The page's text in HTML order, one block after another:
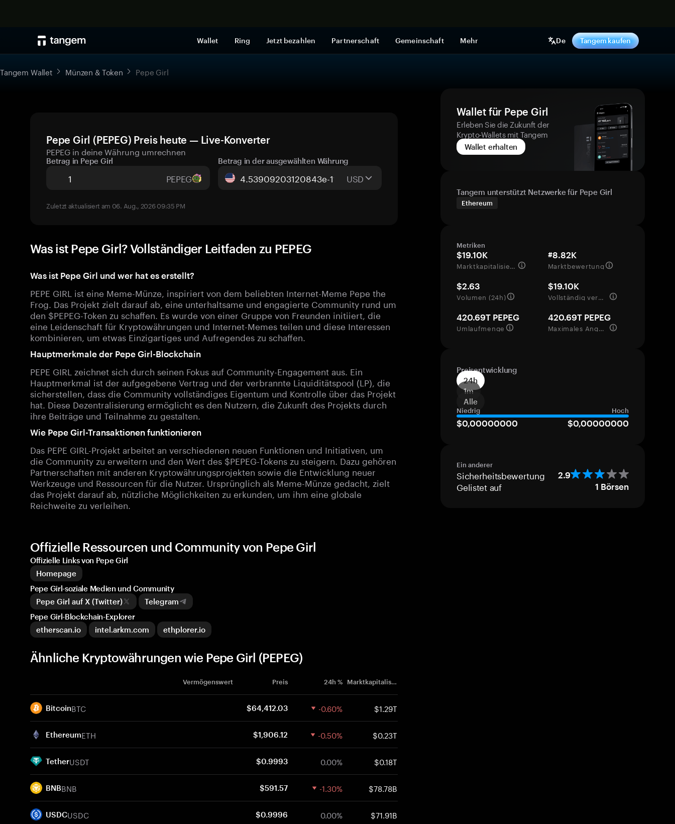
Wallet Ring Jetzt bezahlen Partnerschaft Gemeinschaft Mehr De Tangem kaufen
Tangem Wallet Münzen & Token Pepe Girl
Pepe Girl (PEPEG) Preis heute — Live-Konverter
PEPEG in deine Währung umrechnen
Betrag in Pepe Girl
PEPEG
Betrag in der ausgewählten Währung
USD
Zuletzt aktualisiert am 06. Aug., 2026 09:35 PM
Was ist Pepe Girl? Vollständiger Leitfaden zu PEPEG
Was ist Pepe Girl und wer hat es erstellt?
PEPE GIRL ist eine Meme-Münze, inspiriert von dem beliebten Internet-Meme Pepe the
Frog. Das Projekt zielt darauf ab, eine unterhaltsame und engagierte Community rund um
den $PEPEG-Token zu schaffen. Es wurde von einer Gruppe von Freunden initiiert, die
eine Leidenschaft für Kryptowährungen und Internet-Memes teilen und diese Interessen
kombinieren, um etwas Einzigartiges und Aufregendes zu schaffen.
Hauptmerkmale der Pepe Girl-Blockchain
PEPE GIRL zeichnet sich durch seinen Fokus auf Community-Engagement aus. Ein
Hauptmerkmal ist der aufgegebene Vertrag und der verbrannte Liquiditätspool (LP), die
sicherstellen, dass die Community vollständiges Eigentum und Kontrolle über das Projekt
hat. Diese Dezentralisierung ermöglicht es den Nutzern, die Zukunft des Projekts durch
ihre Beiträge und Teilnahme zu gestalten.
Wie Pepe Girl-Transaktionen funktionieren
Das PEPE GIRL-Projekt arbeitet an verschiedenen neuen Funktionen und Initiativen, um
die Community zu erweitern und den Wert des $PEPEG-Tokens zu steigern. Dazu gehören
Partnerschaften mit anderen Kryptowährungsprojekten sowie die Entwicklung neuer
Werkzeuge und Ressourcen für die Nutzer. Ursprünglich als Meme-Münze gedacht, zielt
das Projekt darauf ab, nützliche Möglichkeiten zu erkunden, um ihm eine globale
Reichweite zu verleihen.
Wallet für Pepe Girl
Erleben Sie die Zukunft der
Krypto-Wallets mit Tangem
Wallet erhalten
Tangem unterstützt Netzwerke für Pepe Girl
Ethereum
Metriken
$19.10K
Marktkapitalisierung
#8.82K
Marktbewertung
$2.63
Volumen (24h)
$19.10K
Vollständig verwässerte Bewertung
420.69T PEPEG
Umlaufmenge
420.69T PEPEG
Maximales Angebot
Preisentwicklung
24h
1m
Alle
Niedrig Hoch
$0,00000000 $0,00000000
Ein anderer
Sicherheitsbewertung 2.9
Gelistet auf 1 Börsen
Offizielle Ressourcen und Community von Pepe Girl
Offizielle Links von Pepe Girl
Homepage
Pepe Girl-soziale Medien und Community
Pepe Girl auf X (Twitter)
Telegram
Pepe Girl-Blockchain-Explorer
etherscan.io
intel.arkm.com ethplorer.io
Ähnliche Kryptowährungen wie Pepe Girl (PEPEG)
Vermögenswert Preis 24h % Marktkapitalisierung
BitcoinBTC $64,412.03 -0.60% $1.29T
EthereumETH $1,906.12 -0.50% $0.23T
TetherUSDT $0.9993 0.00% $0.18T
BNBBNB $591.57 -1.30% $78.78B
USDCUSDC $0.9996 0.00% $71.91B